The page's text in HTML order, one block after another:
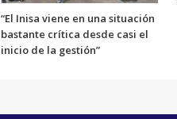
“El Inisa viene en una situación
bastante crítica desde casi el
inicio de la gestión”